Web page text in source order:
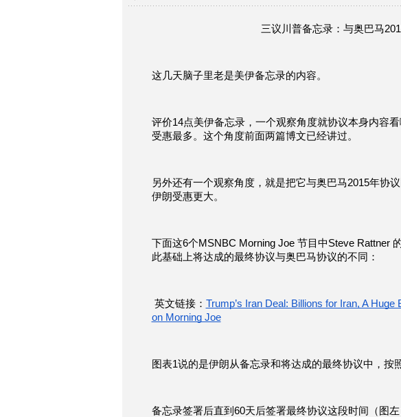
三议川普备忘录：与奥巴马
这几天脑子里老是美伊备忘录的内容。
评价14点美伊备忘录，一个观察角度就协议本身内容
受惠最多。这个角度前面两篇博文已经讲过。
另外还有一个观察角度，就是把它与奥巴马2015年协
伊朗受惠更大。
下面这6个MSNBC Morning Joe 节目中Steve Rattner
此基础上将达成的最终协议与奥巴马协议的不同：
英文链接： Trump’s Iran Deal: Billions for Iran, A
on Morning Joe
图表1说的是伊朗从备忘录和将达成的最终协议中，按
备忘录签署后直到60天后签署最终协议这段时间（图左